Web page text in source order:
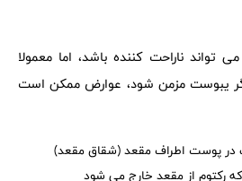
ناراحت کننده باشد، اما معمولا
یبوست مزمن شود، عوارض ممکن است
پوست اطراف مقعد (شقاق مقعد)
که رکتوم از مقعد خارج می شود